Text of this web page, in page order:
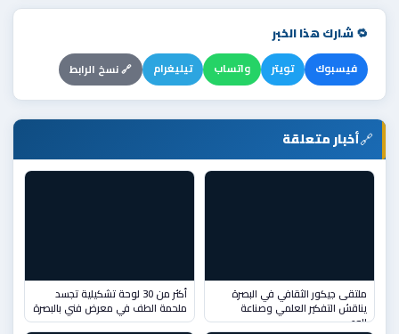
🔁 شارك هذا الخبر
فيسبوك تويتر واتساب تيليغرام 🔗 نسخ الرابط
🔗أخبار متعلقة
ملتقى جيكور الثقافي في البصرة
يناقش التفكير العلمي وصناعة
الوعي
أكثر من 30 لوحة تشكيلية تجسد
ملحمة الطف في معرض فني بالبصرة